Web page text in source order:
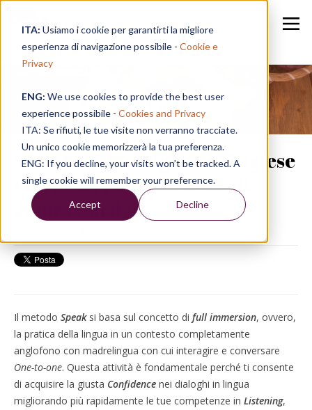
ITA: Usiamo i cookie per garantirti la migliore
esperienza di navigazione possibile - Cookie e
Privacy
ENG: We use cookies to provide the best user
experience possibile - Cookies and Privacy
ITA: Se rifiuti, le tue visite non verranno tracciate.
Un unico cookie memorizzerà la tua preferenza.
ENG: If you decline, your visits won’t be tracked. A
single cookie will remember your preference.
Accept Decline
Speak in a Week
SPEAK TIPS | Migliora l’inglese
con il Carpool Karaoke di
James Corden
Il metodo Speaksi basa sul concetto di full immersion, ovvero,
la pratica della lingua in un contesto completamente
anglofono con madrelingua con cui interagire e conversare
One-to-one. Questa attività è fondamentale perché ti consente
di acquisire la giusta Confidence nei dialoghi in lingua
migliorando più rapidamente le tue competenze in Listening,